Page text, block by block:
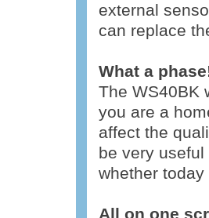
external
can replace
What a
The WS40BK
you are a
affect the
be very
whether
All on one